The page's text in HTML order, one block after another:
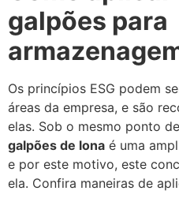
galpões para
Os princípios ESG podem
áreas da empresa, e são
elas. Sob o mesmo ponto
galpões de lona é uma
e por este motivo, este
ela. Confira maneiras de